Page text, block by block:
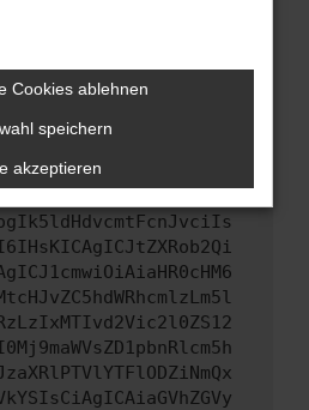
bitte. Wir werden
um uns bei der
Cookies ablehnen
speichern
akzeptieren